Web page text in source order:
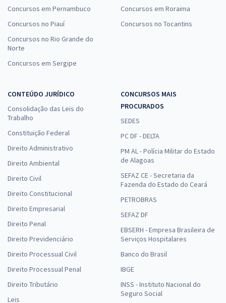
Concursos em Pernambuco
Concursos no Piauí
Concursos no Rio Grande do
Norte
Concursos em Sergipe
Concursos em Roraima
Concursos no Tocantins
CONTEÚDO JURÍDICO
Consolidação das Leis do
Trabalho
Constituição Federal
Direito Administrativo
Direito Ambiental
Direito Civil
Direito Constitucional
Direito Empresarial
Direito Penal
Direito Previdenciário
Direito Processual Civil
Direito Processual Penal
Direito Tributário
Leis
CONCURSOS MAIS
PROCURADOS
SEDES
PC DF - DELTA
PM AL - Polícia Militar do Estado
de Alagoas
SEFAZ CE - Secretaria da
Fazenda do Estado do Ceará
PETROBRAS
SEFAZ DF
EBSERH - Empresa Brasileira de
Serviços Hospitalares
Banco do Brasil
IBGE
INSS - Instituto Nacional do
Seguro Social